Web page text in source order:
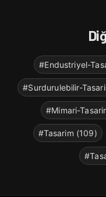
#Endustriyel-
#Surdurulebilir-
#Mimari-
#Tasarim (109)